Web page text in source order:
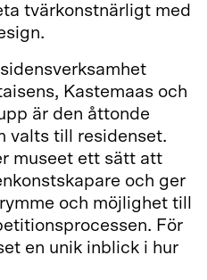
tvärkonstnärligt med
Kastemaas och
är den åttonde
valts till residenset.
museet ett sätt att
och ger
och möjlighet till
För
en unik inblick i hur